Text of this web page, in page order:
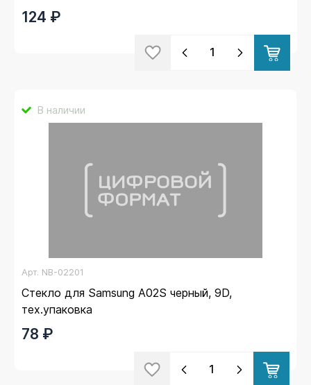
124 ₽
В наличии
Арт. NB-02201
Стекло для Samsung A02S черный, 9D,
тех.упаковка
78 ₽